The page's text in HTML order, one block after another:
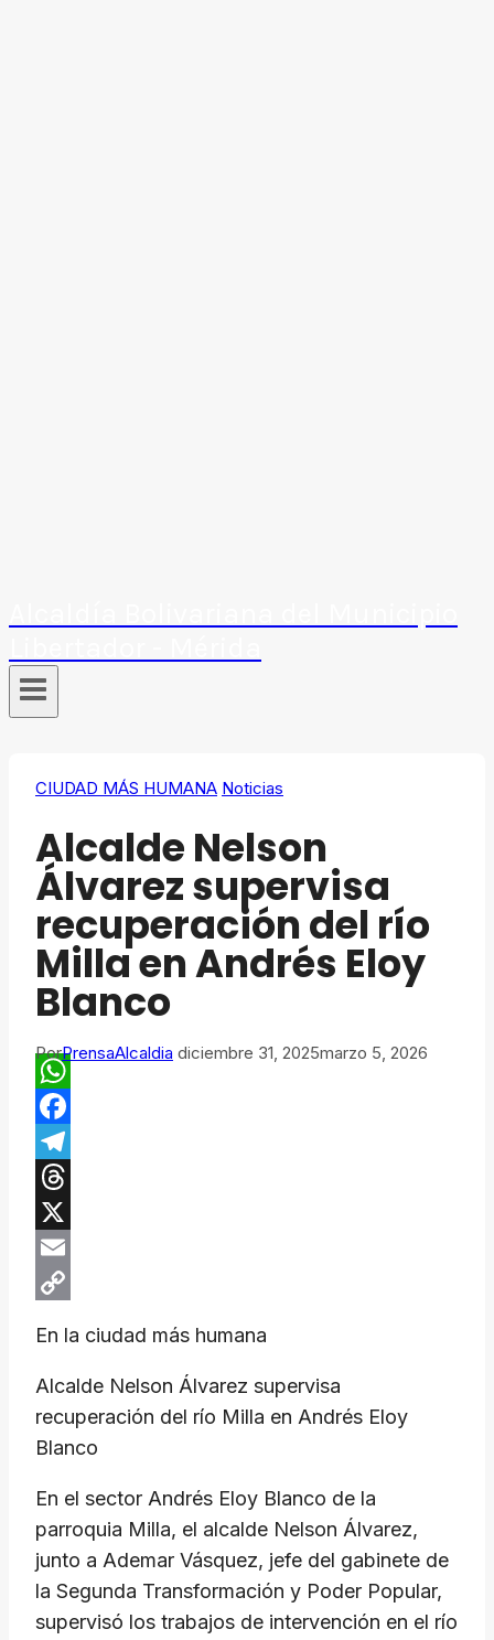
CIUDAD MÁS HUMANA Noticias
Alcalde Nelson
Álvarez supervisa
recuperación del río
Milla en Andrés Eloy
Blanco
PorPrensaAlcaldia diciembre 31, 2025marzo 5, 2026
WhatsApp
Facebook
Telegram
Threads
X
Email
En la ciudad más humana
Alcalde Nelson Álvarez supervisa
recuperación del río Milla en Andrés Eloy
Blanco
En el sector Andrés Eloy Blanco de la
parroquia Milla, el alcalde Nelson Álvarez,
junto a Ademar Vásquez, jefe del gabinete de
la Segunda Transformación y Poder Popular,
supervisó los trabajos de intervención en el río